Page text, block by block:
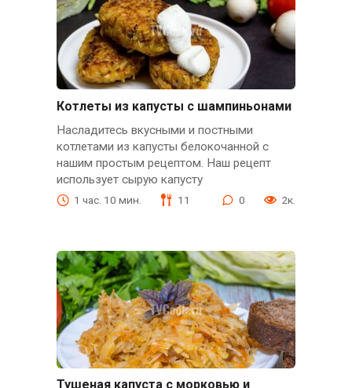
Котлеты из капусты с шампиньонами
Насладитесь вкусными и постными
котлетами из капусты белокочанной с
нашим простым рецептом. Наш рецепт
использует сырую капусту
1 час. 10 мин. 11 0 2к.
Тушеная капуста с морковью и